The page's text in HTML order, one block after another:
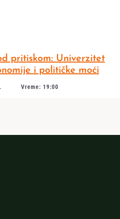
pritiskom: Univerzitet
i političke moći
Vreme: 19:00